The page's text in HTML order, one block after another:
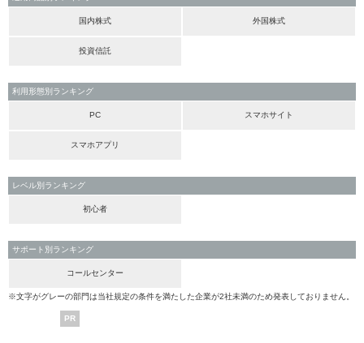
国内株式 外国株式
投資信託
利用形態別ランキング
PC スマホサイト
スマホアプリ
レベル別ランキング
初心者
サポート別ランキング
コールセンター
※文字がグレーの部門は当社規定の条件を満たした企業が2社未満のため発表しておりません。
PR